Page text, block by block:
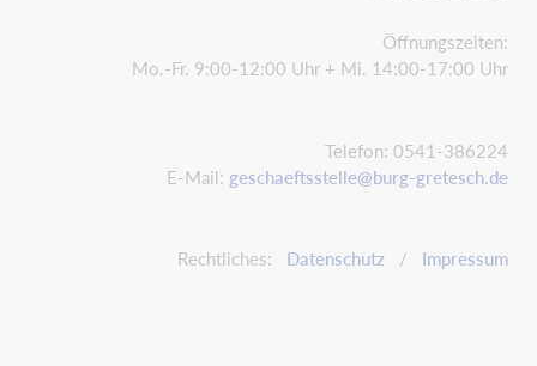
Öffnungszeiten:
Mo.-Fr. 9:00-12:00 Uhr + Mi. 14:00-17:00 Uhr
Telefon: 0541-386224
E-Mail: geschaeftsstelle@burg-gretesch.de
Rechtliches: Datenschutz / Impressum